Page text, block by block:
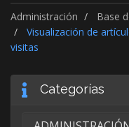
Administración
Base
Visualización de
visitas
Categorías